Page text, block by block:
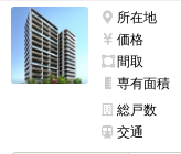
https://e-ma.co/
所在地
価格
間取
専有面積
総戸数
交通